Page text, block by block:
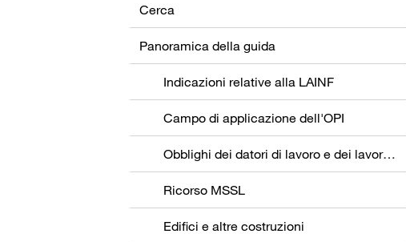
Cerca
Panoramica della guida
Indicazioni relative alla LAINF
Campo di applicazione dell'OPI
Obblighi dei datori di lavoro e dei lavoratori
Ricorso MSSL
Edifici e altre costruzioni